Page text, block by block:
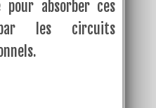
absorber ces
les circuits